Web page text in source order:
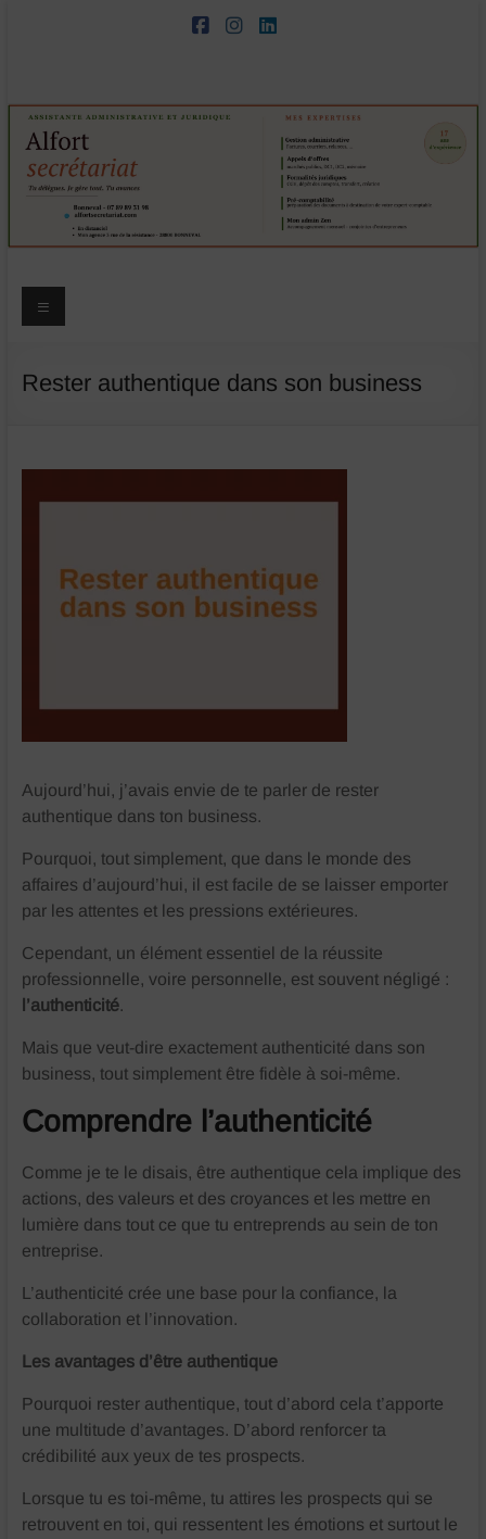
Alfort
–
administrative
et
Bonneval
Eure
Loir
Menu
Rester authentique dans son business
Aujourd’hui, j’avais envie de te parler de rester
authentique dans ton business.
Pourquoi, tout simplement, que dans le monde des
affaires d’aujourd’hui, il est facile de se laisser emporter
par les attentes et les pressions extérieures.
Cependant, un élément essentiel de la réussite
professionnelle, voire personnelle, est souvent négligé :
l’authenticité.
Mais que veut-dire exactement authenticité dans son
business, tout simplement être fidèle à soi-même.
Comprendre l’authenticité
Comme je te le disais, être authentique cela implique des
actions, des valeurs et des croyances et les mettre en
lumière dans tout ce que tu entreprends au sein de ton
entreprise.
L’authenticité crée une base pour la confiance, la
collaboration et l’innovation.
Les avantages d’être authentique
Pourquoi rester authentique, tout d’abord cela t’apporte
une multitude d’avantages. D’abord renforcer ta
crédibilité aux yeux de tes prospects.
Lorsque tu es toi-même, tu attires les prospects qui se
retrouvent en toi, qui ressentent les émotions et surtout le